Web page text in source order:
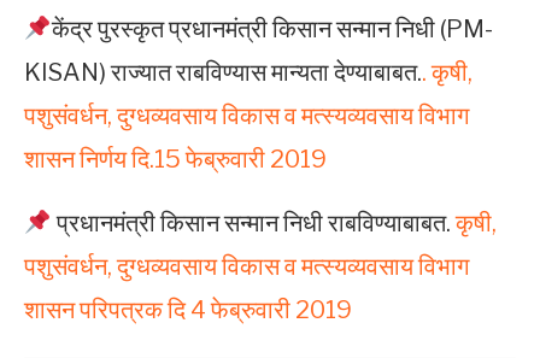
केंद्र पुरस्कृत प्रधानमंत्री किसान सन्मान निधी (PM-
KISAN) राज्यात राबविण्यास मान्यता देण्याबाबत.. कृषी,
पशुसंवर्धन, दुग्‍धव्‍यवसाय विकास व मत्‍स्‍यव्‍यवसाय विभाग
शासन निर्णय दि.15 फेब्रुवारी 2019
प्रधानमंत्री किसान सन्मान निधी राबविण्याबाबत.कृषी,
पशुसंवर्धन, दुग्‍धव्‍यवसाय विकास व मत्‍स्‍यव्‍यवसाय विभाग
शासन परिपत्रक दि 4 फेब्रुवारी 2019